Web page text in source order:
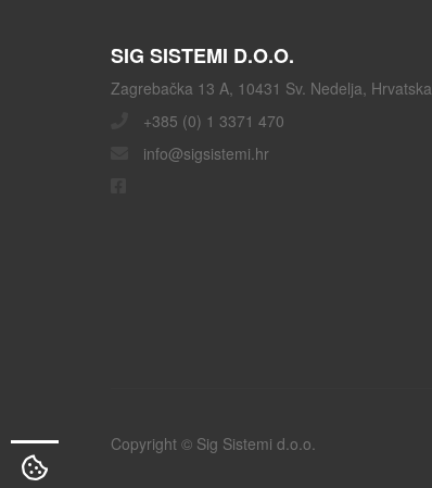
SIG SISTEMI D.O.O.
Zagrebačka 13 A, 10431 Sv. Nedelja, Hrvatska
+385 (0) 1 3371 470
info@sigsistemi.hr
Copyright © Sig Sistemi d.o.o.